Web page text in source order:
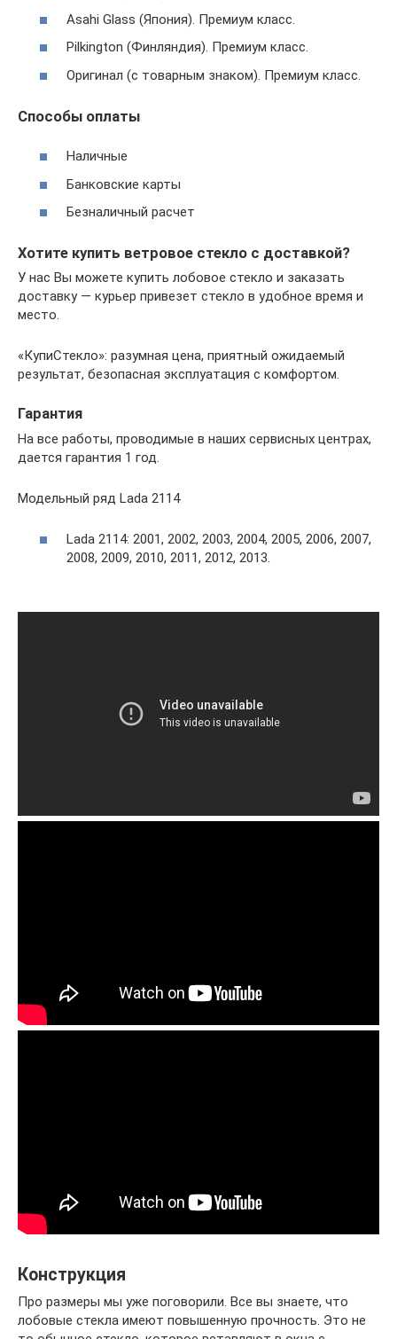
Asahi Glass (Япония). Премиум класс.
Pilkington (Финляндия). Премиум класс.
Оригинал (с товарным знаком). Премиум класс.
Способы оплаты
Наличные
Банковские карты
Безналичный расчет
Хотите купить ветровое стекло с доставкой?
У нас Вы можете купить лобовое стекло и заказать
доставку — курьер привезет стекло в удобное время и
место.
«КупиСтекло»: разумная цена, приятный ожидаемый
результат, безопасная эксплуатация с комфортом.
Гарантия
На все работы, проводимые в наших сервисных центрах,
дается гарантия 1 год.
Модельный ряд Lada 2114
Lada 2114: 2001, 2002, 2003, 2004, 2005, 2006, 2007,
2008, 2009, 2010, 2011, 2012, 2013.
Конструкция
Про размеры мы уже поговорили. Все вы знаете, что
лобовые стекла имеют повышенную прочность. Это не